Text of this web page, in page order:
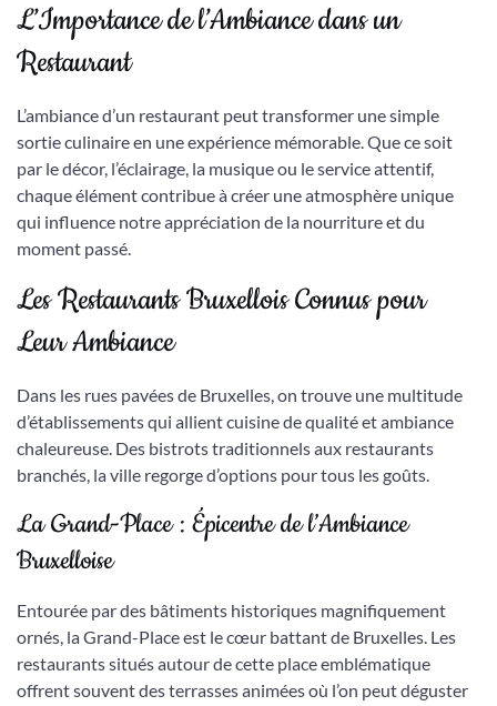
L’Importance de l’Ambiance dans un
Restaurant
L’ambiance d’un restaurant peut transformer une simple
sortie culinaire en une expérience mémorable. Que ce soit
par le décor, l’éclairage, la musique ou le service attentif,
chaque élément contribue à créer une atmosphère unique
qui influence notre appréciation de la nourriture et du
moment passé.
Les Restaurants Bruxellois Connus pour
Leur Ambiance
Dans les rues pavées de Bruxelles, on trouve une multitude
d’établissements qui allient cuisine de qualité et ambiance
chaleureuse. Des bistrots traditionnels aux restaurants
branchés, la ville regorge d’options pour tous les goûts.
La Grand-Place : Épicentre de l’Ambiance
Bruxelloise
Entourée par des bâtiments historiques magnifiquement
ornés, la Grand-Place est le cœur battant de Bruxelles. Les
restaurants situés autour de cette place emblématique
offrent souvent des terrasses animées où l’on peut déguster